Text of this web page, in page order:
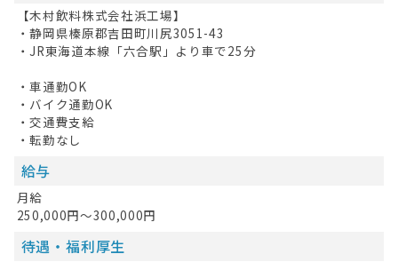
【木村飲料株式会社浜工場】
・静岡県榛原郡吉田町川尻3051-43
・JR東海道本線「六合駅」より車で25分
・車通勤OK
・バイク通勤OK
・交通費支給
・転勤なし
給与
月給
250,000円～300,000円
待遇・福利厚生